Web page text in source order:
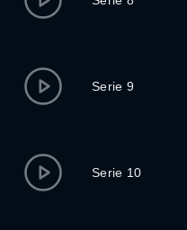
Serie 9
Serie 10